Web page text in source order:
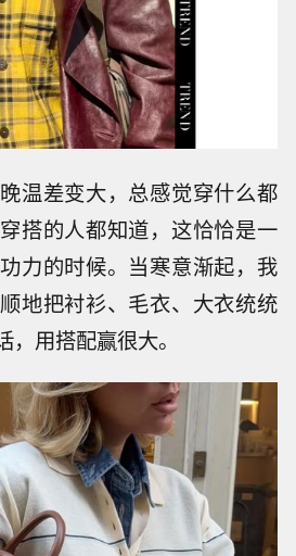
温差变大，总感觉穿什么都
搭的人都知道，这恰恰是一
力的时候。当寒意渐起，我
地把衬衫、毛衣、大衣统统
用搭配赢很大。